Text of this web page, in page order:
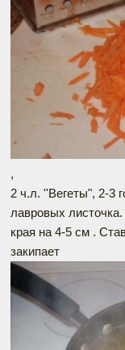
,
2 ч.л. ''Вегеты", 2-3
лавровых
края на 4-5 см .
закипает